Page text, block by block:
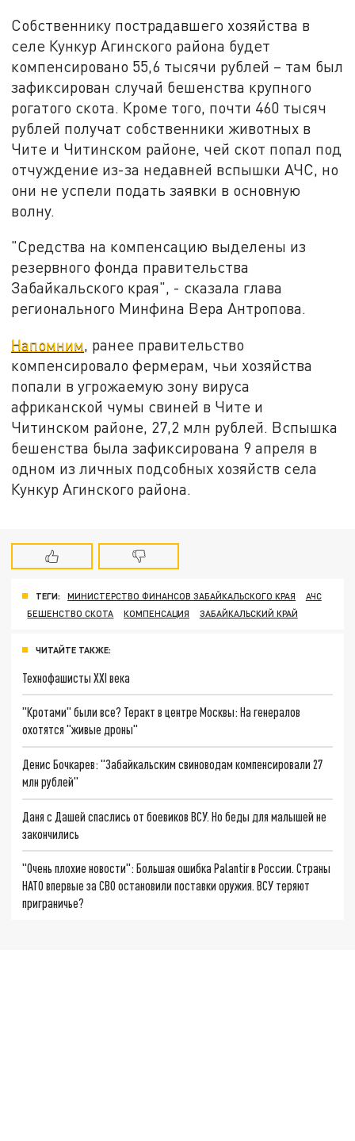
Собственнику пострадавшего хозяйства в
селе Кункур Агинского района будет
компенсировано 55,6 тысячи рублей – там был
зафиксирован случай бешенства крупного
рогатого скота. Кроме того, почти 460 тысяч
рублей получат собственники животных в
Чите и Читинском районе, чей скот попал под
отчуждение из-за недавней вспышки АЧС, но
они не успели подать заявки в основную
волну.
"Средства на компенсацию выделены из
резервного фонда правительства
Забайкальского края", - сказала глава
регионального Минфина Вера Антропова.
Напомним, ранее правительство
компенсировало фермерам, чьи хозяйства
попали в угрожаемую зону вируса
африканской чумы свиней в Чите и
Читинском районе, 27,2 млн рублей. Вспышка
бешенства была зафиксирована 9 апреля в
одном из личных подсобных хозяйств села
Кункур Агинского района.
ТЕГИ: МИНИСТЕРСТВО ФИНАНСОВ ЗАБАЙКАЛЬСКОГО КРАЯ
АЧС
БЕШЕНСТВО СКОТА
КОМПЕНСАЦИЯ ЗАБАЙКАЛЬСКИЙ КРАЙ
ЧИТАЙТЕ ТАКЖЕ:
Технофашисты XXI века
"Кротами" были все? Теракт в центре Москвы: На генералов
охотятся "живые дроны"
Денис Бочкарев: "Забайкальским свиноводам компенсировали 27
млн рублей"
Даня с Дашей спаслись от боевиков ВСУ. Но беды для малышей не
закончились
"Очень плохие новости": Большая ошибка Palantir в России. Страны
НАТО впервые за СВО остановили поставки оружия. ВСУ теряют
приграничье?